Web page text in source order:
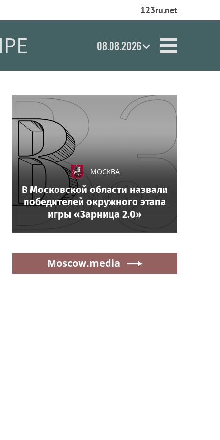
123ru.net
08.08.2026
МОСКВА
В Московской области назвали
победителей окружного этапа
игры «Зарница 2.0»
Moscow.media